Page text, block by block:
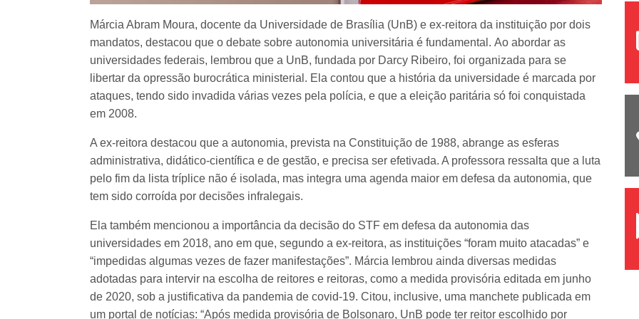
Márcia Abram Moura, docente da Universidade de Brasília (UnB) e ex-reitora da instituição por dois
mandatos, destacou que o debate sobre autonomia universitária é fundamental. Ao abordar as
universidades federais, lembrou que a UnB, fundada por Darcy Ribeiro, foi organizada para se
libertar da opressão burocrática ministerial. Ela contou que a história da universidade é marcada por
ataques, tendo sido invadida várias vezes pela polícia, e que a eleição paritária só foi conquistada
em 2008.
A ex-reitora destacou que a autonomia, prevista na Constituição de 1988, abrange as esferas
administrativa, didático-científica e de gestão, e precisa ser efetivada. A professora ressalta que a luta
pelo fim da lista tríplice não é isolada, mas integra uma agenda maior em defesa da autonomia, que
tem sido corroída por decisões infralegais.
Ela também mencionou a importância da decisão do STF em defesa da autonomia das
universidades em 2018, ano em que, segundo a ex-reitora, as instituições “foram muito atacadas” e
“impedidas algumas vezes de fazer manifestações”. Márcia lembrou ainda diversas medidas
adotadas para intervir na escolha de reitores e reitoras, como a medida provisória editada em junho
de 2020, sob a justificativa da pandemia de covid-19. Citou, inclusive, uma manchete publicada em
um portal de notícias: “Após medida provisória de Bolsonaro, UnB pode ter reitor escolhido por